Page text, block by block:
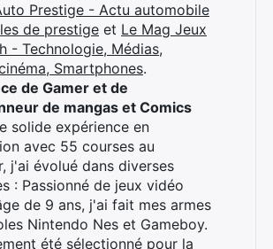
Prestige - Actu automobile
de prestige et Le Mag Jeux
- Technologie, Médias,
Smartphones.
de Gamer et de
de mangas et Comics
solide expérience en
avec 55 courses au
j'ai évolué dans diverses
: Passionné de jeux vidéo
de 9 ans, j'ai fait mes armes
Nintendo Nes et Gameboy.
été sélectionné pour la